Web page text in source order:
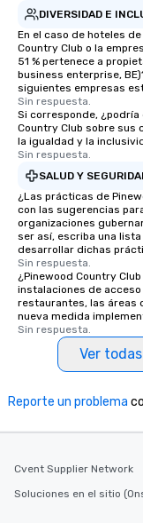
DIVERSIDAD E
En el caso de hoteles de
Country Club o la
51 % pertenece a
business enterprise,
siguientes empresas
Sin respuesta.
Si corresponde, ¿podría
Country Club sobre sus
la igualdad y la
Sin respuesta.
SALUD Y
¿Las prácticas de
con las sugerencias
organizaciones
ser así, escriba una
desarrollar dichas
Sin respuesta.
¿Pinewood Country
instalaciones de acceso
restaurantes, las áreas
nueva medida
Sin respuesta.
Ver
Reporte un problema
Cvent Supplier Network
Soluciones en el sitio